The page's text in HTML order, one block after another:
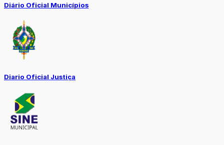
Diário Oficial Municípios
Diario Oficial Justiça